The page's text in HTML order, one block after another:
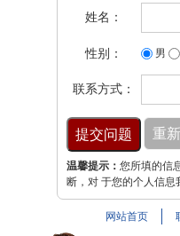
姓名：
性别： 男
联系方式：
温馨提示： 您所填的信
断，对 于您的个人信息
网站首页